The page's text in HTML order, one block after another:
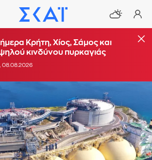
Κρήτη, Χίος, Σάμος και
κινδύνου πυρκαγιάς
08.08.2026